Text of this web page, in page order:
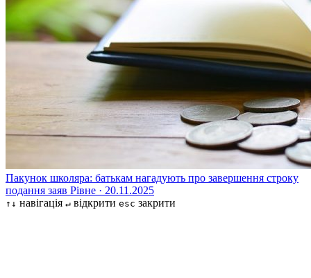
Пакунок школяра: батькам нагадують про завершення строку
подання заяв Рівне · 20.11.2025
↑↓ навігація ↵ відкрити esc закрити